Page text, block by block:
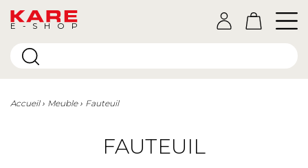
E-SHOP
Accueil Meuble Fauteuil
FAUTEUIL